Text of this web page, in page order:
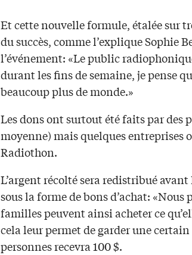
Et cette nouvelle formule, étalée sur
du succès, comme l’explique Sophie
l’événement: «Le public
durant les fins de semaine, je pense
beaucoup plus de monde.»
Les dons ont surtout été faits par des
moyenne) mais quelques entreprises
Radiothon.
L’argent récolté sera redistribué
sous la forme de bons d’achat:
familles peuvent ainsi acheter ce
cela leur permet de garder une
personnes recevra 100 $.